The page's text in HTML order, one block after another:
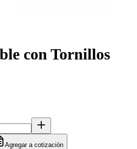
con Tornillos
Agregar a cotización